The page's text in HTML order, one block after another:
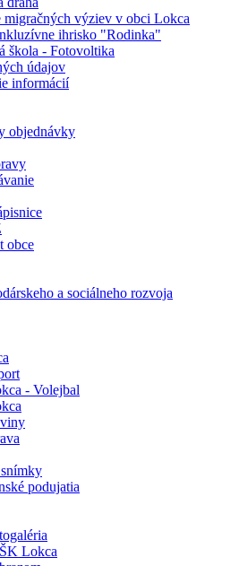
migračných výziev v obci Lokca
ihrisko "Rodinka"
škola - Fotovoltika
údajov
informácií
objednávky
obce
a sociálneho rozvoja
- Volejbal
podujatia
Lokca